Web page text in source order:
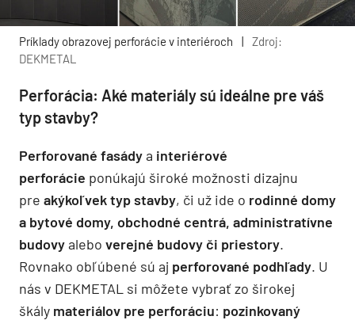
Príklady obrazovej perforácie v interiéroch |
Zdroj:
DEKMETAL
Perforácia: Aké materiály sú ideálne pre váš
typ stavby?​
Perforované fasádya interiérové
perforácie ponúkajú široké možnosti dizajnu
pre akýkoľvek typ stavby, či už ide o rodinné domy
a bytové domy, obchodné centrá, administratívne
budovyalebo verejné budovy či priestory.
Rovnako obľúbené sú aj perforované podhľady. U
nás v DEKMETAL si môžete vybrať zo širokej
škály materiálov pre perforáciu: pozinkovaný